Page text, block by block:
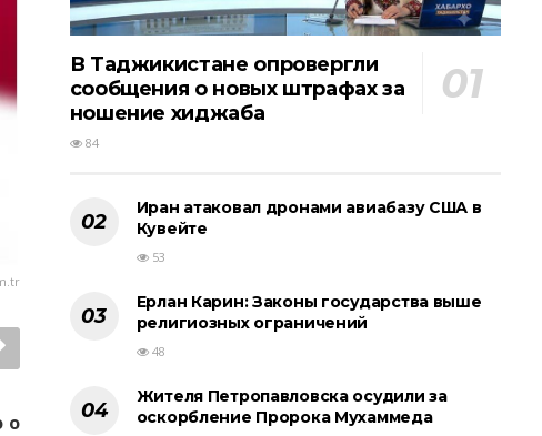
о
В Таджикистане опровергли
сообщения о новых штрафах за
ношение хиджаба
84
Иран атаковал дронами авиабазу США в
Кувейте
53
Ерлан Карин: Законы государства выше
религиозных ограничений
48
Жителя Петропавловска осудили за
оскорбление Пророка Мухаммеда